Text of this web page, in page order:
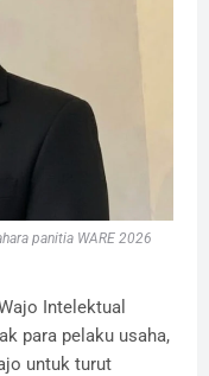
panitia WARE 2026
Intelektual
para pelaku usaha,
untuk turut